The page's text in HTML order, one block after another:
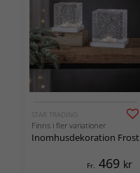
STAR TRADING
Finns i fler variationer
Inomhusdekoration Frost
Fr. 469 kr